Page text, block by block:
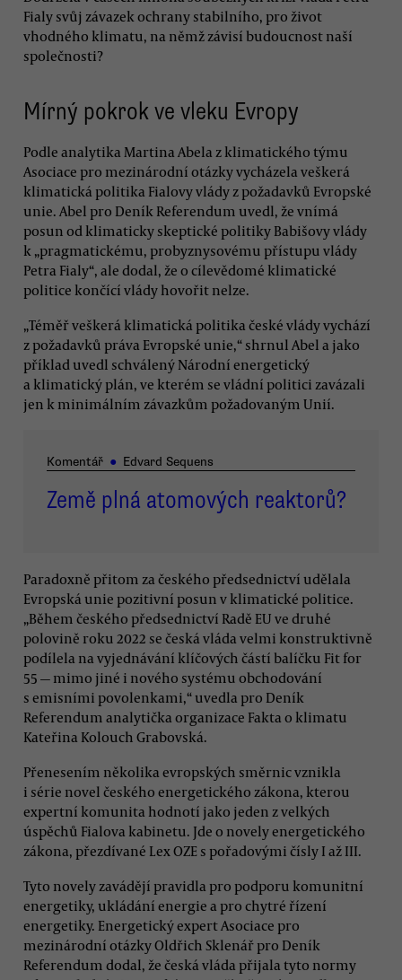
Fialy svůj závazek ochrany stabilního, pro život
vhodného klimatu, na němž závisí budoucnost naší
společnosti?
Mírný pokrok ve vleku Evropy
Podle analytika Martina Abela z klimatického týmu
Asociace pro mezinárodní otázky vycházela veškerá
klimatická politika Fialovy vlády z požadavků Evropské
unie. Abel pro Deník Referendum uvedl, že vnímá
posun od klimaticky skeptické politiky Babišovy vlády
k „pragmatickému, probyznysovému přístupu vlády
Petra Fialy“, ale dodal, že o cílevědomé klimatické
politice končící vlády hovořit nelze.
„Téměř veškerá klimatická politika české vlády vychází
z požadavků práva Evropské unie,“ shrnul Abel a jako
příklad uvedl schválený Národní energetický
a klimatický plán, ve kterém se vládní politici zavázali
jen k minimálním závazkům požadovaným Unií.
Komentář ● Edvard Sequens
Země plná atomových reaktorů?
Paradoxně přitom za českého předsednictví udělala
Evropská unie pozitivní posun v klimatické politice.
„Během českého předsednictví Radě EU ve druhé
polovině roku 2022 se česká vláda velmi konstruktivně
podílela na vyjednávání klíčových částí balíčku Fit for
55 — mimo jiné i nového systému obchodování
s emisními povolenkami,“ uvedla pro Deník
Referendum analytička organizace Fakta o klimatu
Kateřina Kolouch Grabovská.
Přenesením několika evropských směrnic vznikla
i série novel českého energetického zákona, kterou
expertní komunita hodnotí jako jeden z velkých
úspěchů Fialova kabinetu. Jde o novely energetického
zákona, přezdívané Lex OZE s pořadovými čísly I až III.
Tyto novely zavádějí pravidla pro podporu komunitní
energetiky, ukládání energie a pro chytré řízení
energetiky. Energetický expert Asociace pro
mezinárodní otázky Oldřich Sklenář pro Deník
Referendum dodal, že česká vláda přijala tyto normy